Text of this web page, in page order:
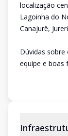
localização
Lagoinha do
Canajurê,
Dúvidas
equipe e boas